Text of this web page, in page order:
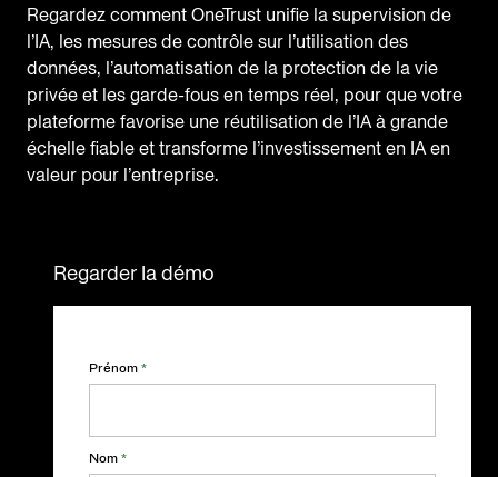
Regardez comment OneTrust unifie la supervision de
l’IA, les mesures de contrôle sur l’utilisation des
données, l’automatisation de la protection de la vie
privée et les garde-fous en temps réel, pour que votre
plateforme favorise une réutilisation de l’IA à grande
échelle fiable et transforme l’investissement en IA en
valeur pour l’entreprise.
Regarder la démo
Prénom *
Nom *